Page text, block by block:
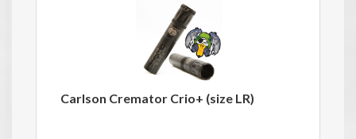
Carlson Cremator Crio+ (size LR)